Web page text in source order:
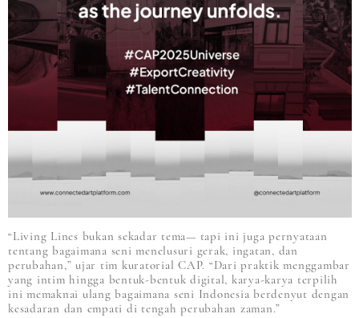
“Living Lines bukan sekadar tema— tapi ini juga pernyataan
tentang bagaimana seni menelusuri gerak, ingatan, dan
perubahan,” ujar tim kuratorial CAP. “Dari praktik menggambar
yang intim hingga bentuk-bentuk digital, karya-karya terpilih
ini memaknai ulang bagaimana seni Indonesia berdenyut dengan
kesadaran dan empati di tengah perubahan zaman.”